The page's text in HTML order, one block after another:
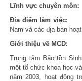
Lĩnh vực chuyên
Địa điểm làm việc:
Nam và các địa bàn
Giới thiệu về MCD:
Trung tâm Bảo tồn
một tổ chức khoa học
năm 2003, hoạt động